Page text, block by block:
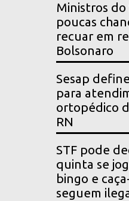
Ministros do
poucas
recuar em
Bolsonaro
Sesap
para
ortopédico
RN
STF pode
quinta se
bingo e
seguem